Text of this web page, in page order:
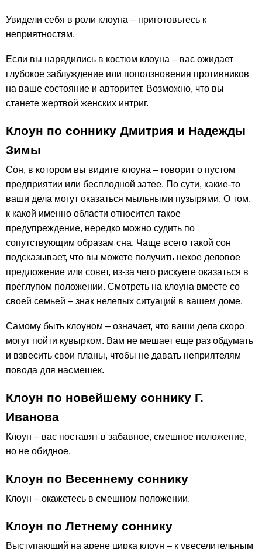
Увидели себя в роли клоуна – приготовьтесь к
неприятностям.
Если вы нарядились в костюм клоуна – вас ожидает
глубокое заблуждение или поползновения противников
на ваше состояние и авторитет. Возможно, что вы
станете жертвой женских интриг.
Клоун по соннику Дмитрия и Надежды
Зимы
Сон, в котором вы видите клоуна – говорит о пустом
предприятии или бесплодной затее. По сути, какие-то
ваши дела могут оказаться мыльными пузырями. О том,
к какой именно области относится такое
предупреждение, нередко можно судить по
сопутствующим образам сна. Чаще всего такой сон
подсказывает, что вы можете получить некое деловое
предложение или совет, из-за чего рискуете оказаться в
преглупом положении. Смотреть на клоуна вместе со
своей семьей – знак нелепых ситуаций в вашем доме.
Самому быть клоуном – означает, что ваши дела скоро
могут пойти кувырком. Вам не мешает еще раз обдумать
и взвесить свои планы, чтобы не давать неприятелям
повода для насмешек.
Клоун по новейшему соннику Г.
Иванова
Клоун – вас поставят в забавное, смешное положение,
но не обидное.
Клоун по Весеннему соннику
Клоун – окажетесь в смешном положении.
Клоун по Летнему соннику
Выступающий на арене цирка клоун – к увеселительным